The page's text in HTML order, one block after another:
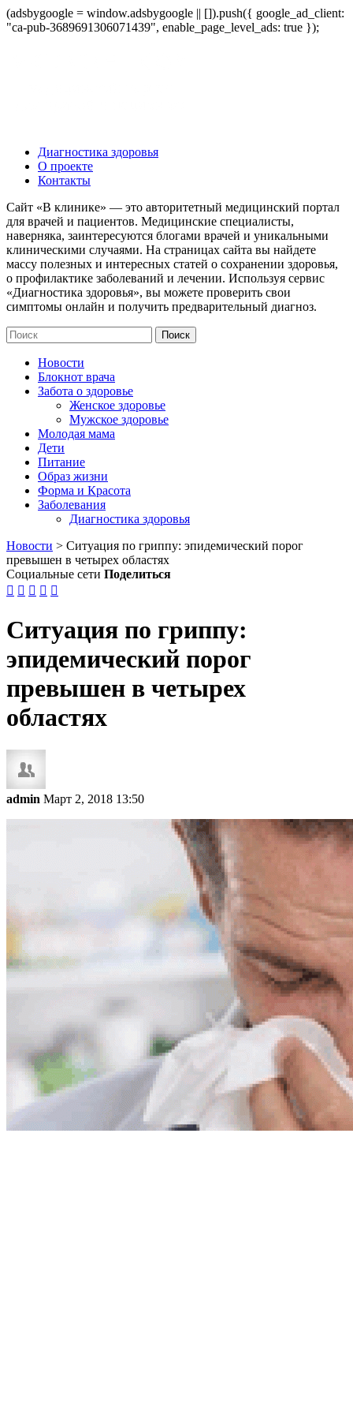
(adsbygoogle = window.adsbygoogle || []).push({ google_ad_client:
"ca-pub-3689691306071439", enable_page_level_ads: true });
Диагностика здоровья
О проекте
Контакты
Сайт «В клинике» — это авторитетный медицинский портал
для врачей и пациентов. Медицинские специалисты,
наверняка, заинтересуются блогами врачей и уникальными
клиническими случаями. На страницах сайта вы найдете
массу полезных и интересных статей о сохранении здоровья,
о профилактике заболеваний и лечении. Используя сервис
«Диагностика здоровья», вы можете проверить свои
симптомы онлайн и получить предварительный диагноз.
Новости
Блокнот врача
Забота о здоровье
Женское здоровье
Мужское здоровье
Молодая мама
Дети
Питание
Образ жизни
Форма и Красота
Заболевания
Диагностика здоровья
Новости > Ситуация по гриппу: эпидемический порог
превышен в четырех областях
Социальные сети Поделиться
    
Ситуация по гриппу:
эпидемический порог
превышен в четырех
областях
admin Март 2, 2018 13:50